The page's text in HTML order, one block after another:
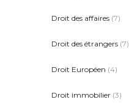
Droit des affaires (7)
Droit des étrangers (7)
Droit Européen (4)
Droit immobilier (3)